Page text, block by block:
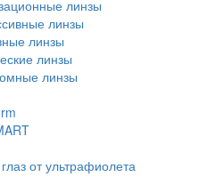
линзы
линзы
линзы
линзы
линзы
от ультрафиолета